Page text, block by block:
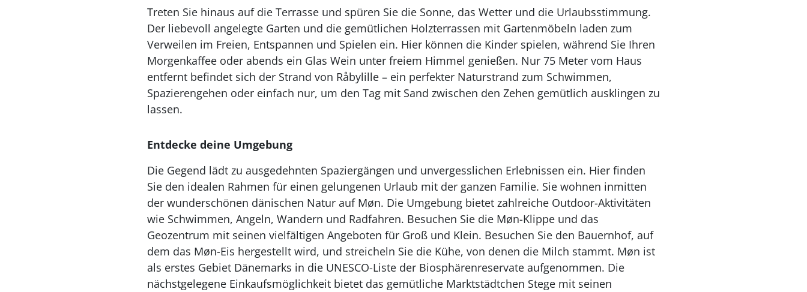
Treten Sie hinaus auf die Terrasse und spüren Sie die Sonne, das Wetter und die Urlaubsstimmung.
Der liebevoll angelegte Garten und die gemütlichen Holzterrassen mit Gartenmöbeln laden zum
Verweilen im Freien, Entspannen und Spielen ein. Hier können die Kinder spielen, während Sie Ihren
Morgenkaffee oder abends ein Glas Wein unter freiem Himmel genießen. Nur 75 Meter vom Haus
entfernt befindet sich der Strand von Råbylille – ein perfekter Naturstrand zum Schwimmen,
Spazierengehen oder einfach nur, um den Tag mit Sand zwischen den Zehen gemütlich ausklingen zu
lassen.
Entdecke deine Umgebung
Die Gegend lädt zu ausgedehnten Spaziergängen und unvergesslichen Erlebnissen ein. Hier finden
Sie den idealen Rahmen für einen gelungenen Urlaub mit der ganzen Familie. Sie wohnen inmitten
der wunderschönen dänischen Natur auf Møn. Die Umgebung bietet zahlreiche Outdoor-Aktivitäten
wie Schwimmen, Angeln, Wandern und Radfahren. Besuchen Sie die Møn-Klippe und das
Geozentrum mit seinen vielfältigen Angeboten für Groß und Klein. Besuchen Sie den Bauernhof, auf
dem das Møn-Eis hergestellt wird, und streicheln Sie die Kühe, von denen die Milch stammt. Møn ist
als erstes Gebiet Dänemarks in die UNESCO-Liste der Biosphärenreservate aufgenommen. Die
nächstgelegene Einkaufsmöglichkeit bietet das gemütliche Marktstädtchen Stege mit seinen